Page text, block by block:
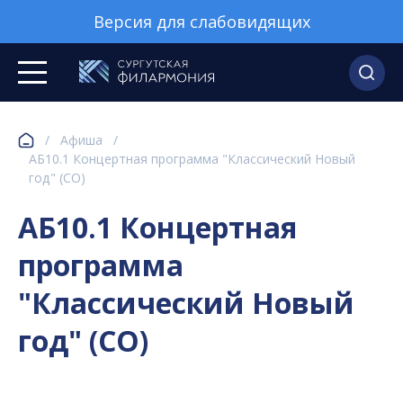
Версия для слабовидящих
/ Афиша
/
АБ10.1 Концертная программа "Классический Новый
год" (СО)
АБ10.1 Концертная
программа
"Классический Новый
год" (СО)